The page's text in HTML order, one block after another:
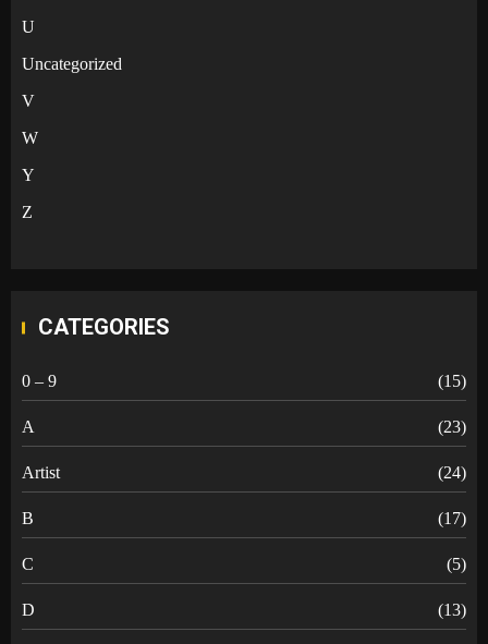
U
Uncategorized
V
W
Y
Z
CATEGORIES
0 – 9 (15)
A (23)
Artist (24)
B (17)
C (5)
D (13)